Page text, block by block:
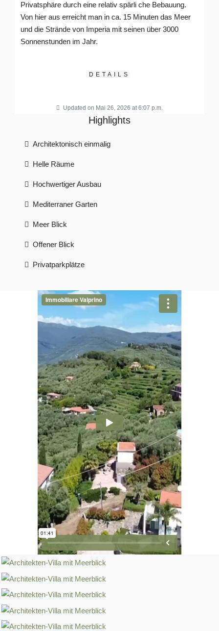
Privatsphäre durch eine relativ spärli che Bebauung.
Von hier aus erreicht man in ca. 15 Minuten das Meer
und die Strände von Imperia mit seinen über 3000
Sonnenstunden im Jahr.
DETAILS
Updated on Mai 26, 2026 at 6:07 p.m.
Highlights
Architektonisch einmalig
Helle Räume
Hochwertiger Ausbau
Mediterraner Garten
Meer Blick
Offener Blick
Privatparkplätze